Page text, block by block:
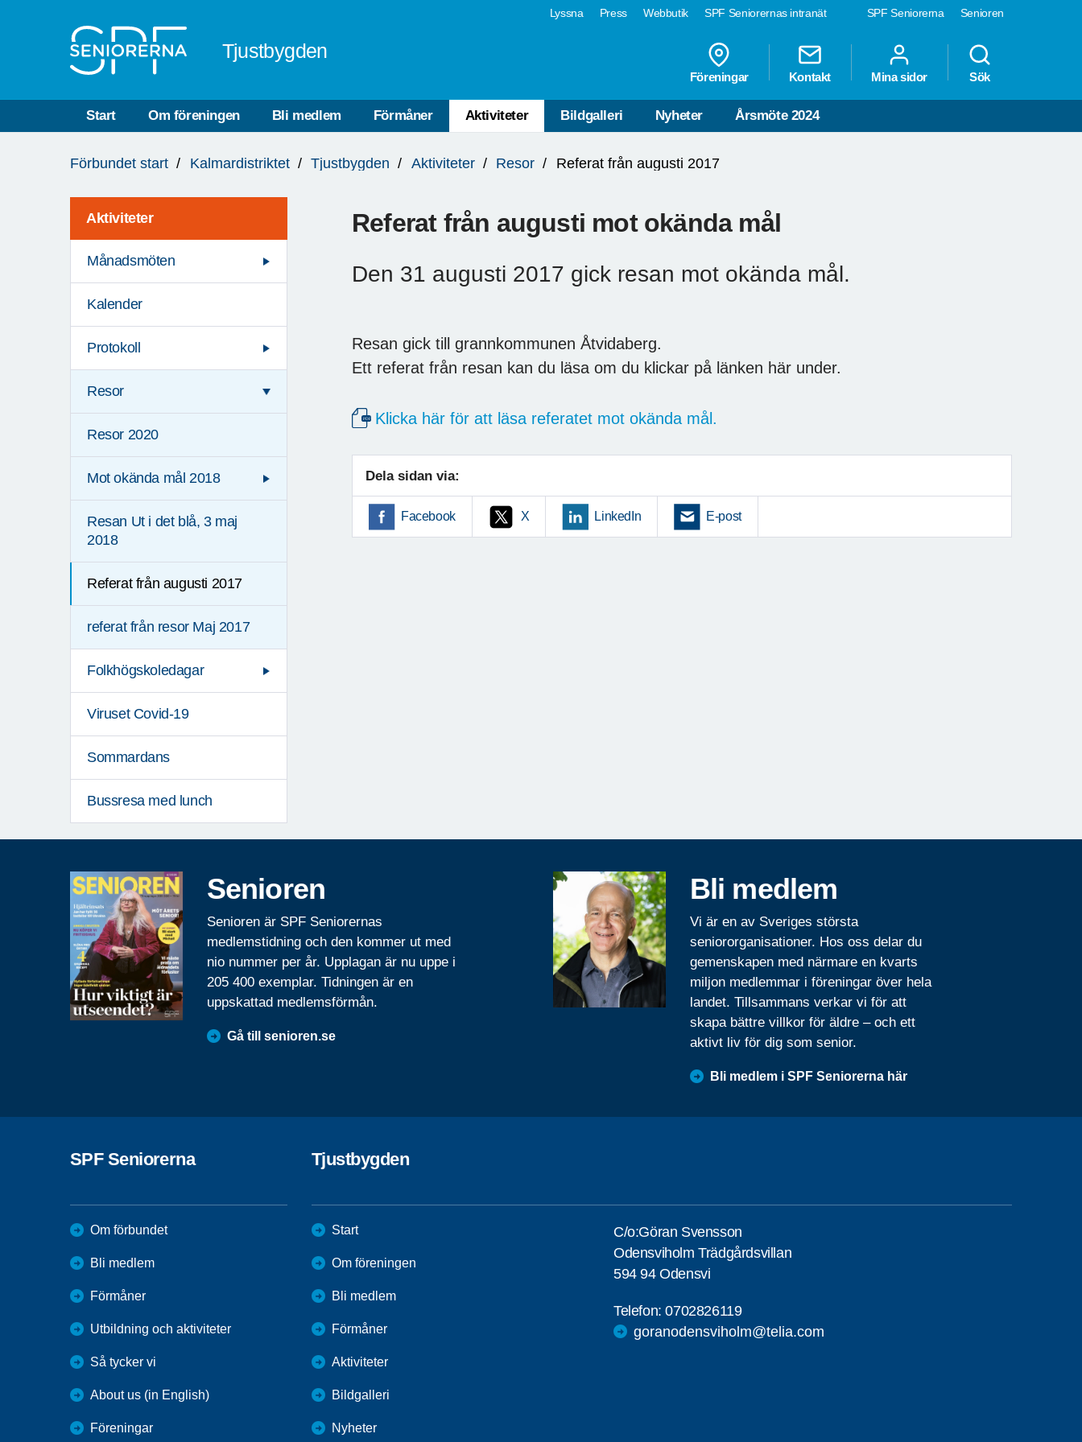
SPF Seniorerna Senioren
Lyssna Press Webbutik SPF Seniorernas intranät
Tjustbygden
Föreningar Kontakt Mina sidor Sök
Start Om föreningen Bli medlem Förmåner Aktiviteter Bildgalleri Nyheter Årsmöte 2024
är
Förbundet start Kalmardistriktet Tjustbygden Aktiviteter Resor Referat från augusti 2017
Aktiviteter
Månadsmöten
Kalender
Protokoll
Resor
Resor 2020
Mot okända mål 2018
Resan Ut i det blå, 3 maj
2018
Referat från augusti 2017
referat från resor Maj 2017
Folkhögskoledagar
Viruset Covid-19
Sommardans
Bussresa med lunch
Referat från augusti mot okända mål
Den 31 augusti 2017 gick resan mot okända mål.
Resan gick till grannkommunen Åtvidaberg.
Ett referat från resan kan du läsa om du klickar på länken här under.
Klicka här för att läsa referatet mot okända mål.
Dela sidan via:
Facebook X LinkedIn E-post
Senioren
Senioren är SPF Seniorernas
medlemstidning och den kommer ut med
nio nummer per år. Upplagan är nu uppe i
205 400 exemplar. Tidningen är en
uppskattad medlemsförmån.
Gå till senioren.se
Bli medlem
Vi är en av Sveriges största
seniororganisationer. Hos oss delar du
gemenskapen med närmare en kvarts
miljon medlemmar i föreningar över hela
landet. Tillsammans verkar vi för att
skapa bättre villkor för äldre – och ett
aktivt liv för dig som senior.
Bli medlem i SPF Seniorerna här
SPF Seniorerna
Om förbundet
Bli medlem
Förmåner
Utbildning och aktiviteter
Så tycker vi
About us (in English)
Föreningar
Tjustbygden
Start
Om föreningen
Bli medlem
Förmåner
Aktiviteter
Bildgalleri
Nyheter
C/o:Göran Svensson
Odensviholm Trädgårdsvillan
594 94 Odensvi
Telefon:0702826119
goranodensviholm@telia.com